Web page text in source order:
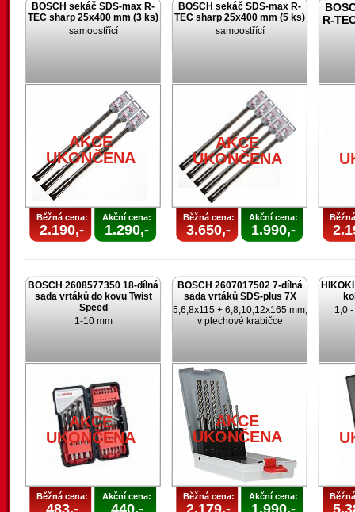
BOSCH sekáč SDS-max R-
TEC sharp 25x400 mm (3 ks)
samoostřící
AKCE
UKONČENA
Běžná cena:
2.190,-
Akční cena:
1.290,-
BOSCH sekáč SDS-max R-
TEC sharp 25x400 mm (5 ks)
samoostřící
AKCE
UKONČENA
Běžná cena:
3.650,-
Akční cena:
1.990,-
R-
BOSCH 2608577350 18-dílná
sada vrtáků do kovu Twist
Speed
1-10 mm
AKCE
UKONČENA
Běžná cena:
483,-
Akční cena:
440,-
BOSCH 2607017502 7-dílná
sada vrtáků SDS-plus 7X
5,6,8x115 + 6,8,10,12x165 mm;
v plechové krabičce
AKCE
UKONČENA
Běžná cena:
2.179,-
Akční cena:
1.990,-
1,0